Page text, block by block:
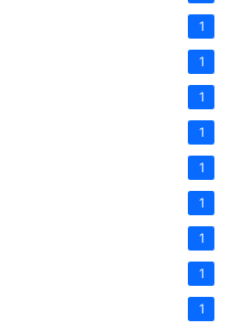
1
1
1
1
1
1
1
1
1